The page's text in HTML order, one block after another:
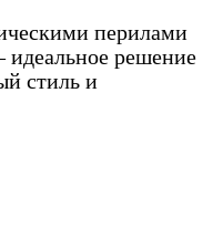
перилами
решение
стиль и